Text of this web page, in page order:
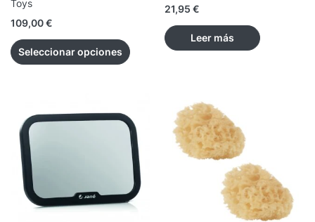
Toys
109,00€
Seleccionar opciones
21,95 €
Leer más